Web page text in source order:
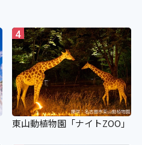
4
東山動植物園「ナイトZOO」